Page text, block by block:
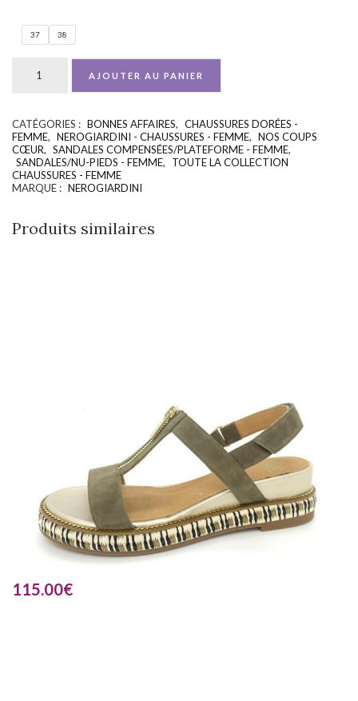
37 38
AJOUTER AU PANIER
CATÉGORIES : BONNES AFFAIRES, CHAUSSURES DORÉES -
FEMME, NEROGIARDINI - CHAUSSURES - FEMME, NOS COUPS
CŒUR, SANDALES COMPENSÉES/PLATEFORME - FEMME,
SANDALES/NU-PIEDS - FEMME,
TOUTE LA COLLECTION
CHAUSSURES - FEMME
MARQUE : NEROGIARDINI
Produits similaires
115.00€